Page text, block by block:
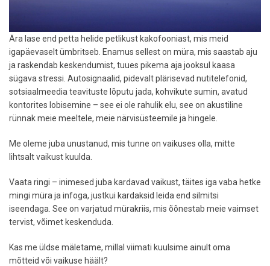
Ära lase end petta helide petlikust kakofooniast, mis meid
igapäevaselt ümbritseb. Enamus sellest on müra, mis saastab aju
ja raskendab keskendumist, tuues pikema aja jooksul kaasa
sügava stressi. Autosignaalid, pidevalt plärisevad nutitelefonid,
sotsiaalmeedia teavituste lõputu jada, kohvikute sumin, avatud
kontorites lobisemine – see ei ole rahulik elu, see on akustiline
rünnak meie meeltele, meie närvisüsteemile ja hingele.
Me oleme juba unustanud, mis tunne on vaikuses olla, mitte
lihtsalt vaikust kuulda.
Vaata ringi – inimesed juba kardavad vaikust, täites iga vaba hetke
mingi müra ja infoga, justkui kardaksid leida end silmitsi
iseendaga. See on varjatud mürakriis, mis õõnestab meie vaimset
tervist, võimet keskenduda.
Kas me üldse mäletame, millal viimati kuulsime ainult oma
mõtteid või vaikuse häält?